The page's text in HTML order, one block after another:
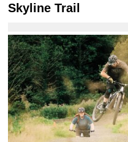
Skyline Trail
This 46.5km trail is a
breath taking views and